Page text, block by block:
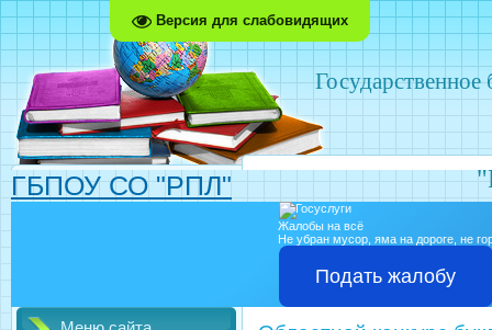
Версия для слабовидящих
ГБПОУ СО "РПЛ"
Жалобы на всё
Не убран мусор, яма на дороге, не
Подать жалобу